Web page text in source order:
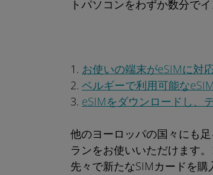
トパソコンをわずか数分で
1. お使いの端末がeSIMに対
2. ベルギーで利用可能な
3. eSIMをダウンロードし、
他のヨーロッパの国々にも
ランをお使いいただけます
先々で新たなSIMカードを購